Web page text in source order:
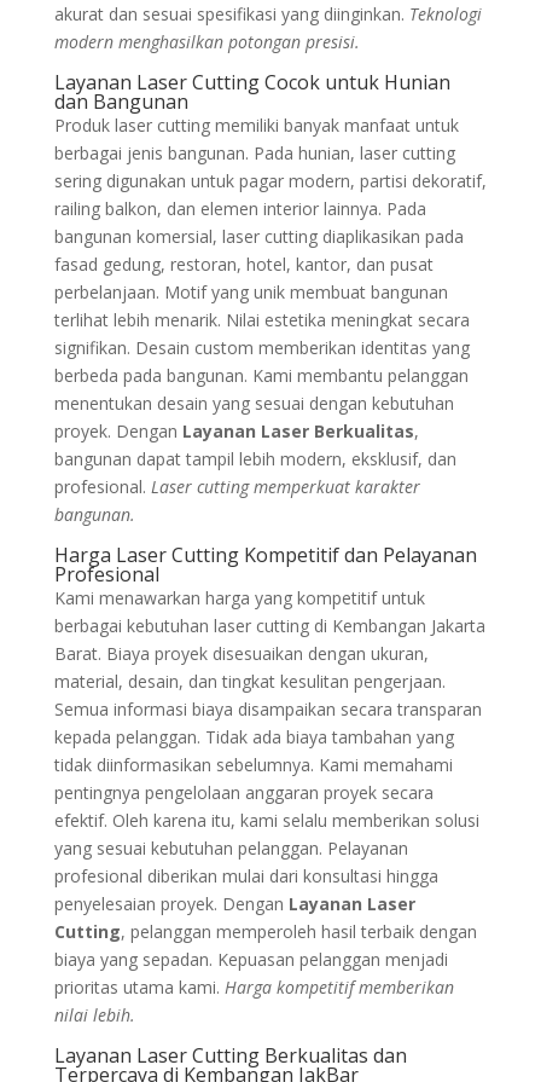
akurat dan sesuai spesifikasi yang diinginkan. Teknologi
modern menghasilkan potongan presisi.
Layanan Laser Cutting Cocok untuk Hunian
dan Bangunan
Produk laser cutting memiliki banyak manfaat untuk
berbagai jenis bangunan. Pada hunian, laser cutting
sering digunakan untuk pagar modern, partisi dekoratif,
railing balkon, dan elemen interior lainnya. Pada
bangunan komersial, laser cutting diaplikasikan pada
fasad gedung, restoran, hotel, kantor, dan pusat
perbelanjaan. Motif yang unik membuat bangunan
terlihat lebih menarik. Nilai estetika meningkat secara
signifikan. Desain custom memberikan identitas yang
berbeda pada bangunan. Kami membantu pelanggan
menentukan desain yang sesuai dengan kebutuhan
proyek. Dengan Layanan Laser Berkualitas,
bangunan dapat tampil lebih modern, eksklusif, dan
profesional. Laser cutting memperkuat karakter
bangunan.
Harga Laser Cutting Kompetitif dan Pelayanan
Profesional
Kami menawarkan harga yang kompetitif untuk
berbagai kebutuhan laser cutting di Kembangan Jakarta
Barat. Biaya proyek disesuaikan dengan ukuran,
material, desain, dan tingkat kesulitan pengerjaan.
Semua informasi biaya disampaikan secara transparan
kepada pelanggan. Tidak ada biaya tambahan yang
tidak diinformasikan sebelumnya. Kami memahami
pentingnya pengelolaan anggaran proyek secara
efektif. Oleh karena itu, kami selalu memberikan solusi
yang sesuai kebutuhan pelanggan. Pelayanan
profesional diberikan mulai dari konsultasi hingga
penyelesaian proyek. Dengan Layanan Laser
Cutting, pelanggan memperoleh hasil terbaik dengan
biaya yang sepadan. Kepuasan pelanggan menjadi
prioritas utama kami. Harga kompetitif memberikan
nilai lebih.
Layanan Laser Cutting Berkualitas dan
Terpercaya di Kembangan JakBar